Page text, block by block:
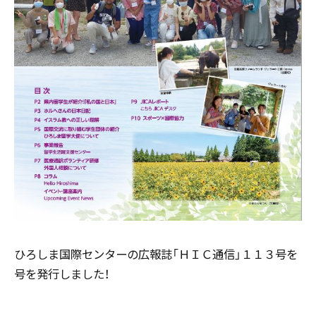
ひろしま国際センターの広報誌「ＨＩＣ通信」１１３号を
号を発行しました！